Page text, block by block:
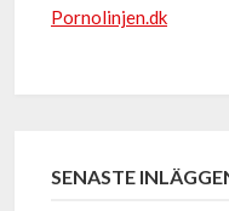
Pornolinjen.dk
SENASTE